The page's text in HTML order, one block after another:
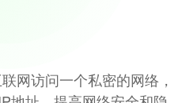
网访问一个私密的网络，